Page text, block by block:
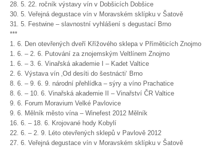
28. 5. 22. ročník výstavy vín v Dobšicích Dobšice
30. 5. Veřejná degustace vín v Moravském sklípku v Šatově
31. 5. Festwine – slavnostní vyhlášení s degustací Brno
***
1. 6. Den otevřených dveří Křížového sklepa v Příměticích Znojmo
1. 6. – 2. 6. Putování za znojemským Veltlínem Znojmo
1. 6. – 3. 6. Vinařská akademie I – Kadet Valtice
2. 6. Výstava vín ‚Od desíti do šestnácti‘ Brno
8. 6. – 9. 6. 9. národní přehlídka – sýry a víno Prachatice
8. 6. – 10. 6. Vinařská akademie II – Vinařství ČR Valtice
9. 6. Forum Moravium Velké Pavlovice
9. 6. Mělník město vína – Winefest 2012 Mělník
16. 6. – 18. 6. Krojované hody Kobylí
22. 6. – 2. 9. Léto otevřených sklepů v Pavlově 2012
27. 6. Veřejná degustace vín v Moravském sklípku v Šatově